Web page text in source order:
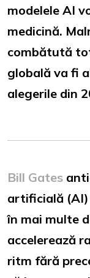
modelele AI
medicină.
combătută
globală va fi
alegerile din
Bill Gates
artificială
în mai multe
accelerează
ritm fără